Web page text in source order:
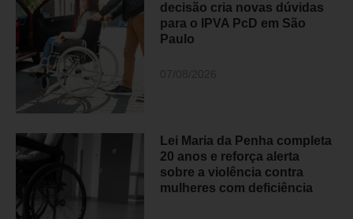
decisão cria novas dúvidas
para o IPVA PcD em São
Paulo
Lei Maria da Penha completa
20 anos e reforça alerta
sobre a violência contra
mulheres com deficiência